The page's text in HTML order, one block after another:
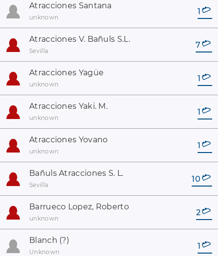
Atracciones Santana
unknown
1
Atracciones V. Bañuls S.L.
Sevilla
7
Atracciones Yagüe
unknown
1
Atracciones Yaki. M.
unknown
1
Atracciones Yovano
unknown
1
Bañuls Atracciones S. L.
Sevilla
10
Barrueco Lopez, Roberto
unknown
2
Blanch (?)
Unknown
1